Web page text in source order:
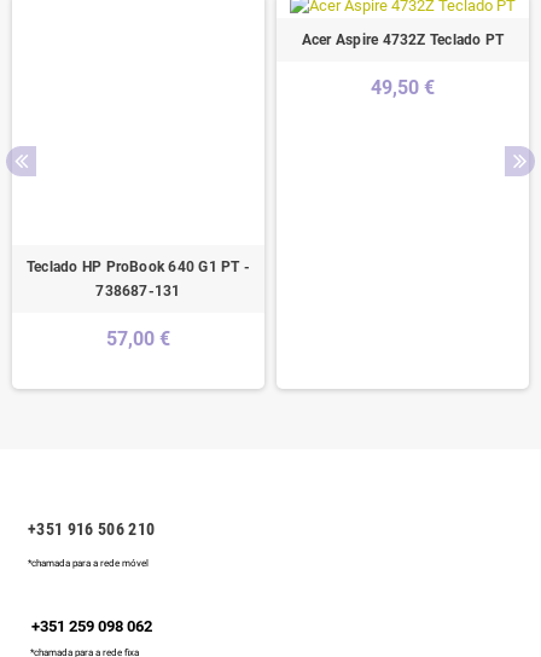
Teclado HP ProBook 640 G1 PT -
738687-131
57,00 €
Acer Aspire 4732Z Teclado PT
49,50 €
+351 916 506 210
*chamada para a rede móvel
+351 259 098 062
*chamada para a rede fixa